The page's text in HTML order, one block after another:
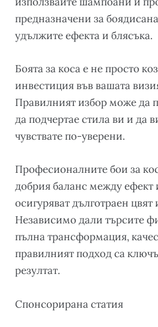
предназначени за
удължите ефекта и блясъка.
Боята за коса е не просто
инвестиция във вашата
Правилният избор може да
да подчертае стила ви и да
чувствате по-уверени.
Професионалните бои за
добрия баланс между ефект
осигуряват дълготраен цвят
Независимо дали търсите
пълна трансформация,
правилният подход са
резултат.
Спонсорирана статия